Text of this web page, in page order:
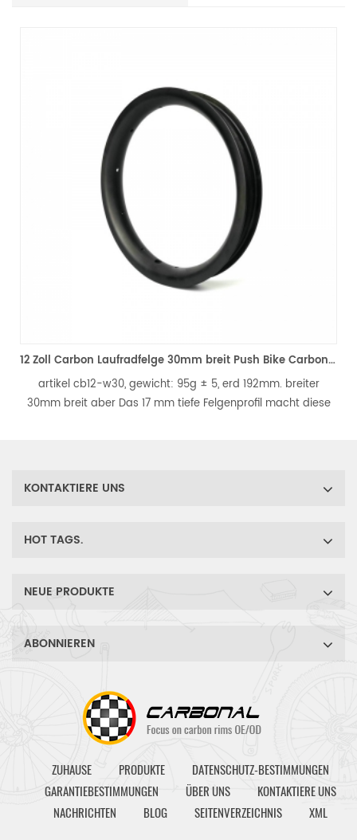
12 Zoll Carbon Laufradfelge 30mm breit Push Bike Carbonfelge
artikel cb12-w30, gewicht: 95g ± 5, erd 192mm. breiter
30mm breit aber Das 17 mm tiefe Felgenprofil macht diese
KONTAKTIERE UNS
HOT TAGS.
NEUE PRODUKTE
ABONNIEREN
ZUHAUSE PRODUKTE
DATENSCHUTZ-BESTIMMUNGEN
GARANTIEBESTIMMUNGEN
ÜBER UNS
KONTAKTIERE UNS
NACHRICHTEN
BLOG SEITENVERZEICHNIS XML